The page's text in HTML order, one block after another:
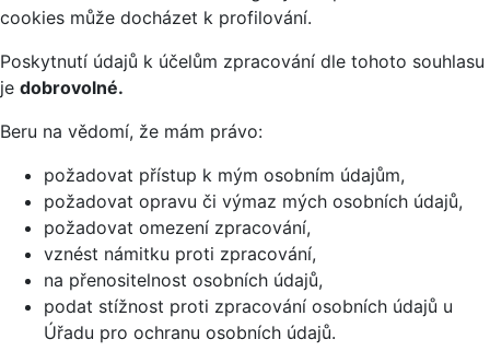
cookies může docházet k profilování.
Poskytnutí údajů k účelům zpracování dle tohoto souhlasu
je dobrovolné.
Beru na vědomí, že mám právo:
požadovat přístup k mým osobním údajům,
požadovat opravu či výmaz mých osobních údajů,
požadovat omezení zpracování,
vznést námitku proti zpracování,
na přenositelnost osobních údajů,
podat stížnost proti zpracování osobních údajů u
Úřadu pro ochranu osobních údajů.